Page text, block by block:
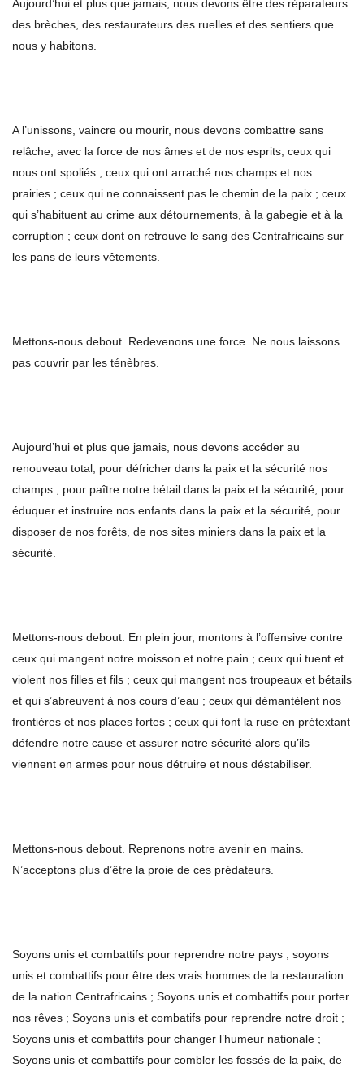
Aujourd’hui et plus que jamais, nous devons être des réparateurs
des brèches, des restaurateurs des ruelles et des sentiers que
nous y habitons.
A l’unissons, vaincre ou mourir, nous devons combattre sans
relâche, avec la force de nos âmes et de nos esprits, ceux qui
nous ont spoliés ; ceux qui ont arraché nos champs et nos
prairies ; ceux qui ne connaissent pas le chemin de la paix ; ceux
qui s’habituent au crime aux détournements, à la gabegie et à la
corruption ; ceux dont on retrouve le sang des Centrafricains sur
les pans de leurs vêtements.
Mettons-nous debout. Redevenons une force. Ne nous laissons
pas couvrir par les ténèbres.
Aujourd’hui et plus que jamais, nous devons accéder au
renouveau total, pour défricher dans la paix et la sécurité nos
champs ; pour paître notre bétail dans la paix et la sécurité, pour
éduquer et instruire nos enfants dans la paix et la sécurité, pour
disposer de nos forêts, de nos sites miniers dans la paix et la
sécurité.
Mettons-nous debout. En plein jour, montons à l’offensive contre
ceux qui mangent notre moisson et notre pain ; ceux qui tuent et
violent nos filles et fils ; ceux qui mangent nos troupeaux et bétails
et qui s’abreuvent à nos cours d’eau ; ceux qui démantèlent nos
frontières et nos places fortes ; ceux qui font la ruse en prétextant
défendre notre cause et assurer notre sécurité alors qu’ils
viennent en armes pour nous détruire et nous déstabiliser.
Mettons-nous debout. Reprenons notre avenir en mains.
N’acceptons plus d’être la proie de ces prédateurs.
Soyons unis et combattifs pour reprendre notre pays ; soyons
unis et combattifs pour être des vrais hommes de la restauration
de la nation Centrafricains ; Soyons unis et combattifs pour porter
nos rêves ; Soyons unis et combatifs pour reprendre notre droit ;
Soyons unis et combattifs pour changer l’humeur nationale ;
Soyons unis et combattifs pour combler les fossés de la paix, de